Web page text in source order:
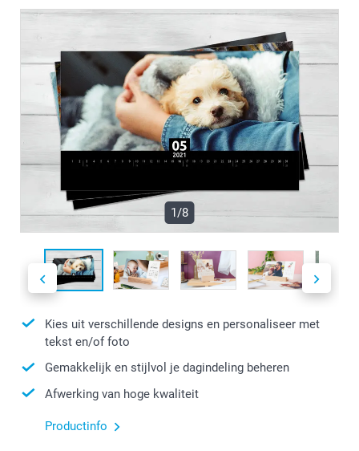
1/8
Kies uit verschillende designs en personaliseer met
tekst en/of foto
Gemakkelijk en stijlvol je dagindeling beheren
Afwerking van hoge kwaliteit
Productinfo